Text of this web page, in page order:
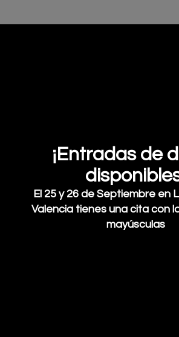
¡Entradas de
El 25 y 26 de Septiembre en
Valencia tienes una cita con
mayúsculas